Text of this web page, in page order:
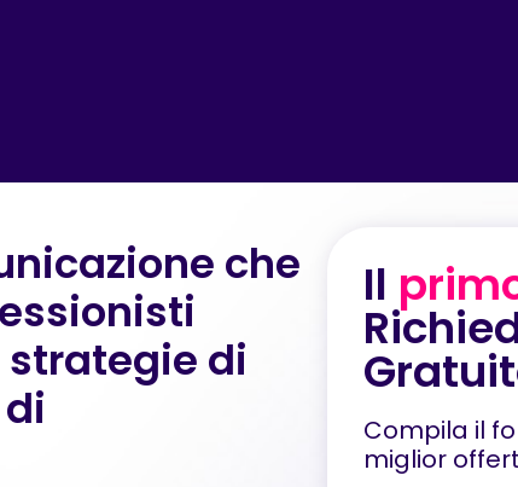
che
di
Il
Compila il
miglior